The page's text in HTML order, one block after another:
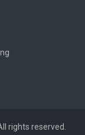
rights reserved.